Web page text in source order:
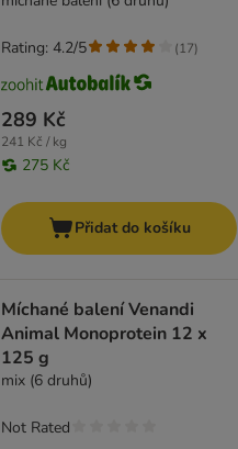
289 Kč
241 Kč / kg
275 Kč
Rating: 4.2/5 (17)
Přidat do košíku
Míchané balení Venandi
Animal Monoprotein 12 x
125 g
mix (6 druhů)
Not Rated